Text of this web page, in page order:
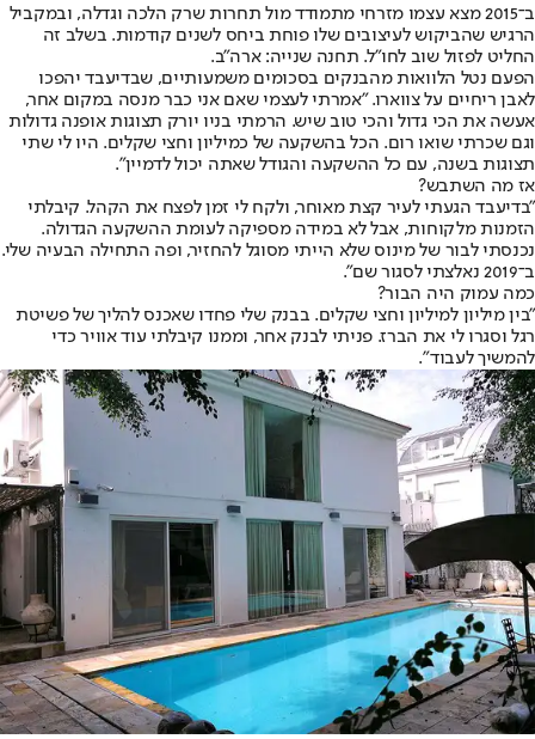
ב־2015 מצא עצמו מזרחי מתמודד מול תחרות שרק הלכה וגדלה, ובמקביל
הרגיש שהביקוש לעיצובים שלו פוחת ביחס לשנים קודמות. בשלב זה
החליט לפזול שוב לחו"ל. תחנה שנייה: ארה"ב.
הפעם נטל הלוואות מהבנקים בסכומים משמעותיים, שבדיעבד יהפכו
לאבן ריחיים על צווארו. "אמרתי לעצמי שאם אני כבר מנסה במקום אחר,
אעשה את הכי גדול והכי טוב שיש. הרמתי בניו יורק תצוגות אופנה גדולות
וגם שכרתי שואו רום. הכל בהשקעה של כמיליון וחצי שקלים. היו לי שתי
תצוגות בשנה, עם כל ההשקעה והגודל שאתה יכול לדמיין".
אז מה השתבש?
"בדיעבד הגעתי לעיר קצת מאוחר, ולקח לי זמן לפצח את הקהל. קיבלתי
הזמנות מלקוחות, אבל לא במידה מספיקה לעומת ההשקעה הגדולה.
נכנסתי לבור של מינוס שלא הייתי מסוגל להחזיר, ופה התחילה הבעיה שלי.
ב־2019 נאלצתי לסגור שם".
כמה עמוק היה הבור?
"בין מיליון למיליון וחצי שקלים. בבנק שלי פחדו שאכנס להליך של פשיטת
רגל וסגרו לי את הברז. פניתי לבנק אחר, וממנו קיבלתי עוד אוויר כדי
להמשיך לעבוד".